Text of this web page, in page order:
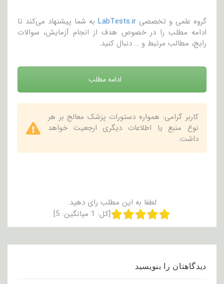
گروه علمی و تخصصی LabTests.ir به شما پیشنهاد می‌کند تا
ادامه مطلب را در خصوص هدف از انجام آزمایش، سوالات
رایج، مطالب مرتبط و … دنبال کنید.
ادامه مطلب
کاربر گرامی: همواره دستورات پزشک معالج بر هر
نوع منبع یا اطلاعات دیگری ارجعیت خواهد
داشت.
لطفا به این مطلب رای دهید.
[کل: 1 میانگین: 5
]
دیدگاهتان را بنویسید